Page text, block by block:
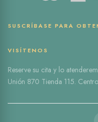
SUSCRÍBASE PARA
VISÍTENOS
Reserve su cita y lo
Unión 870 Tienda 115.